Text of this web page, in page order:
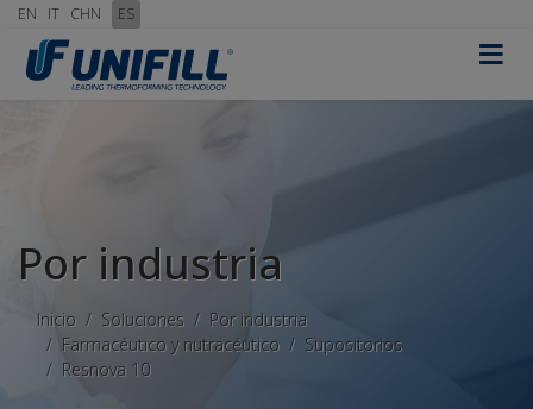
EN IT CHN ES
≡
Por industria
Inicio Soluciones
Por industria
Farmacéutico y nutracéutico
Supositorios
Resnova 10